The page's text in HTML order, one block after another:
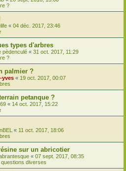
?
« 04 déc. 2017, 23:46
types d'arbres
pèdenculé « 31 oct. 2017, 11:29
?
palmier ?
yves « 19 oct. 2017, 00:07
petanque ?
« 14 oct. 2017, 15:22
« 11 oct. 2017, 18:06
sur un abricotier
« 07 sept. 2017, 08:35
diverses